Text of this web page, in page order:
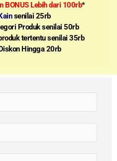
BONUS Lebih dari 100rb*
senilai 25rb
Produk senilai 50rb
tertentu senilai 35rb
Hingga 20rb